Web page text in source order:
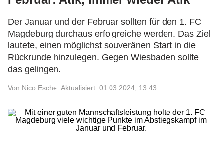
Der Januar und der Februar sollten für den 1. FC
Magdeburg durchaus erfolgreiche werden. Das Ziel
lautete, einen möglichst souveränen Start in die
Rückrunde hinzulegen. Gegen Wiesbaden sollte
das gelingen.
Von Nico Esche Aktualisiert: 01.03.2024, 13:43